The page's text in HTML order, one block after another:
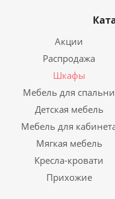
Акции
Распродажа
Шкафы
Мебель для спальни
Детская мебель
Мебель для
Мягкая мебель
Кресла-кровати
Прихожие